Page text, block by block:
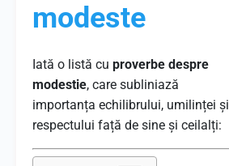
modeste
Iată o listă cu proverbe despre
modestie, care subliniază
importanța echilibrului, umilinței și
respectului față de sine și ceilalți: